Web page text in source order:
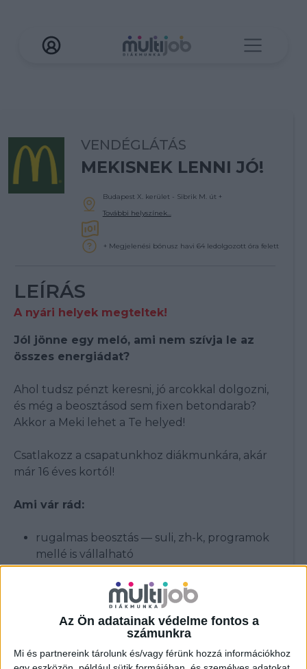
Az Ön adatainak védelme fontos a
számunkra
Mi és partnereink tárolunk és/vagy férünk hozzá információkhoz
VENDÉGLÁTÁS
MEKISNEK LENNI JÓ!
Budapest X. kerület - Sibrik M. út +
További helyszínek...
+ Megjelenési bónusz havi 64 ledolgozott óra felett
LEÍRÁS
A nyári helyek megteltek!
Jól jönne egy meló, ami nem szívja le az
összes energiádat?
Ahol tudsz pénzt keresni, jó arcokkal dolgozni,
és még a beosztásod sem fixen betondarab?
Akkor a Meki lehet a Te helyed!
Csatlakozz a csapatunkhoz diákmunkára, akár
már 16 éves kortól!
Ami vár rád:
rugalmas beosztás — suli, zh-k, programok
mellé is vállalható
már heti 16 órától dolgozhatsz
fiatal, laza csapat
pörgés van, unalom nincs
több étterem közül választhatsz
személyzeti kaja
McCard kedvezmények